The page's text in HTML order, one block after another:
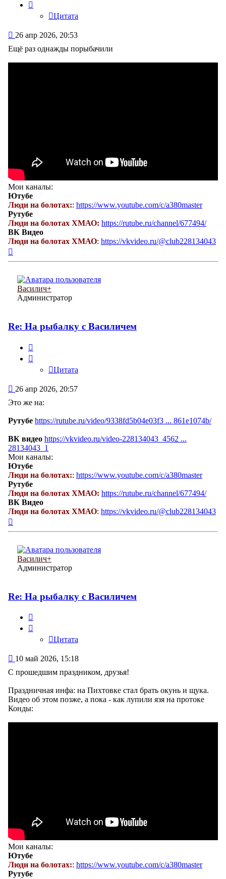
Цитата
Сообщение
26 апр 2026, 20:53
Ещё раз однажды порыбачили
Мои каналы:
Ютубе
Люди на болотах:: https://www.youtube.com/c/a380master
Рутубе
Люди на болотах ХМАО: https://rutube.ru/channel/677494/
ВК Видео
Люди на болотах ХМАО: https://vkvideo.ru/@club228134043
к
Василич+
Администратор
Re: На рыбалку с Василичем
Цитата
Сообщение
26 апр 2026, 20:57
Это же на:
Рутубе https://rutube.ru/video/9338fd5b04e03f3 ... 861e1074b/
ВК видео https://vkvideo.ru/video-228134043_4562 ...
28134043_1
Мои каналы:
Ютубе
Люди на болотах:: https://www.youtube.com/c/a380master
Рутубе
Люди на болотах ХМАО: https://rutube.ru/channel/677494/
ВК Видео
Люди на болотах ХМАО: https://vkvideo.ru/@club228134043
Василич+
Администратор
Re: На рыбалку с Василичем
Цитата
Сообщение
10 май 2026, 15:18
С прошедшим праздником, друзья!
Праздничная инфа: на Пихтовке стал брать окунь и щука.
Видео об этом позже, а пока - как лупили язя на протоке
Конды:
Мои каналы:
Ютубе
Люди на болотах:: https://www.youtube.com/c/a380master
Рутубе